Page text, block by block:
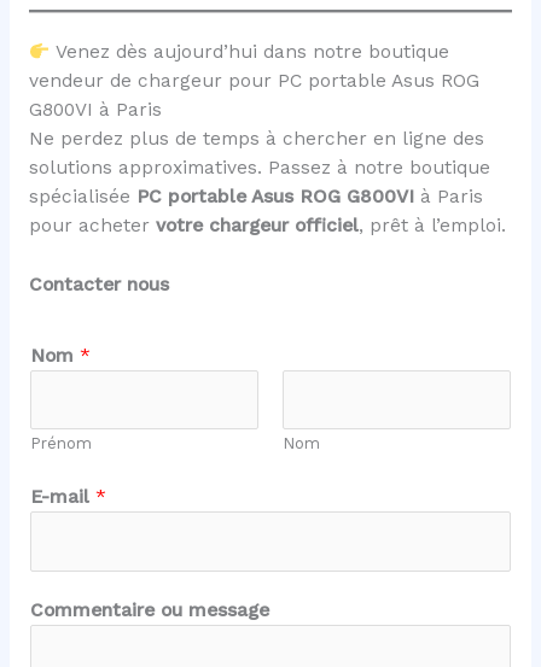
Venez dès aujourd’hui dans notre boutique
vendeur de chargeur pour PC portable Asus ROG
G800VI à Paris
Ne perdez plus de temps à chercher en ligne des
solutions approximatives. Passez à notre boutique
spécialisée PC portable Asus ROG G800VI à Paris
pour acheter votre chargeur officiel, prêt à l’emploi.
Contacter nous
Nom *
Prénom Nom
E-mail *
*
Commentaire ou message